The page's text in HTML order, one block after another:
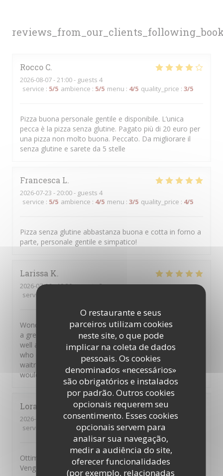
O restaurante e seus
parceiros utilizam cookies
neste site, o que pode
implicar na coleta de dados
pessoais. Os cookies
denominados «necessários»
são obrigatórios e instalados
por padrão. Outros cookies
opcionais requerem seu
consentimento. Esses cookies
opcionais servem para
analisar sua navegação,
medir a audiência do site,
oferecer funcionalidades
(por exemplo, relacionadas
Rocco C
2026-08-07- 21:00 - guests 4
service : 5/5 ambience : 5/5 menu : 4/5 quality_price : 3/5
Pizza buona personale gentile e disponibile. L’unica
pecca è la pizza senza glutine. Pagato più di 20 euro per
una pizza non molto buona. Peccato. Da migliorare il
senza glutine e sarete da 5 stelle
Francesca L
2026-07-23 - 20:00 - guests 4
service : 5/5 ambience : 4/5 menu : 3/5 quality_price : 4/5
Pizza senza glutine abbastanza buona e cotta in forno a
parte, personale gentile e simpatico!
Larissa K
2026-07-16- 19:30 - guests 3
service
Wonderful atmosphere, very kind waiters/waitresses and
a great glutenfree Pizza. A beautiful spot for tourists as
well as the staff is multilingual and even my grandma,
who only speaks german was able to talk to one of the
waitresses in german ;) 10/10 experience, definitely
would eat here again🫶
Lorai
2026-07-17
- 19:45 - guests 2
service
ambience:5/5 menu:5/5 quality_price
Ottima pizza, personale attento, gentille e sorridente.
Vengo da anni e mai deluso